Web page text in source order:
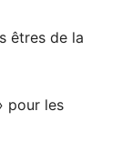
êtres de la
pour les